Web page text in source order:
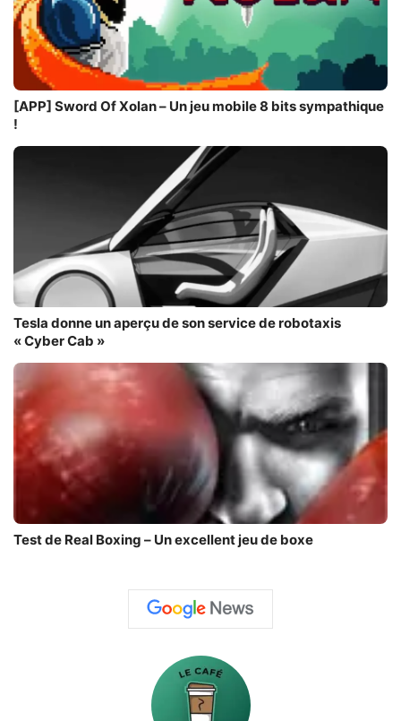
[APP] Sword Of Xolan – Un jeu mobile 8 bits sympathique
!
Tesla donne un aperçu de son service de robotaxis
« Cyber Cab »
Test de Real Boxing – Un excellent jeu de boxe